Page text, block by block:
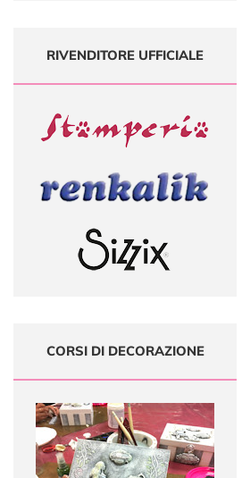
RIVENDITORE UFFICIALE
CORSI DI DECORAZIONE